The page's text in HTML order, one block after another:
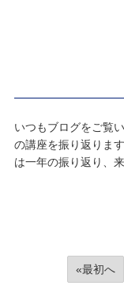
いつもブログをご覧
の講座を振り返りま
は一年の振り返り、
«最初へ